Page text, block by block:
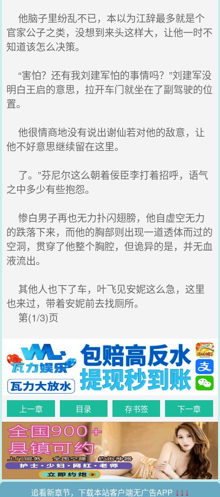
他脑子里纷乱不已，本以为江辞最多就是个
官家公子之类，没想到来头这样大，让他一时不
知道该怎么决策。
“害怕？还有我刘建军怕的事情吗？”刘建军没
明白王启的意思，拉开车门就坐在了副驾驶的位
置。
他很情商地没有说出谢仙若对他的敌意，让
他不好意思继续留在这里。
了。”芬尼尔这么朝着佞臣李打着招呼，语气
之中多少有些抱怨。
惨白男子再也无力扑闪翅膀，他自虚空无力
的跌落下来，而他的胸部则出现一道透体而过的
空洞，贯穿了他整个胸腔，但诡异的是，并无血
液流出。
其他人也下了车，叶飞见安妮这么急，这里
也来过，带着安妮前去找厕所。
第(1/3)页
上一章 目录 存书签 下一章
追看新章节，下载本站客户端无广告APP ↓↓↓